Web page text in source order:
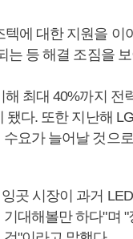
에 대한 지원을 이
는 등 해결 조짐을
최대 40%까지 전
다. 또한 지난해
요가 늘어날 것으
곳 시장이 과거
대해볼만 하다"며